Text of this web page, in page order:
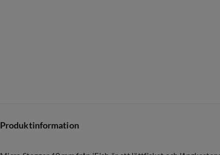
Produktinformation